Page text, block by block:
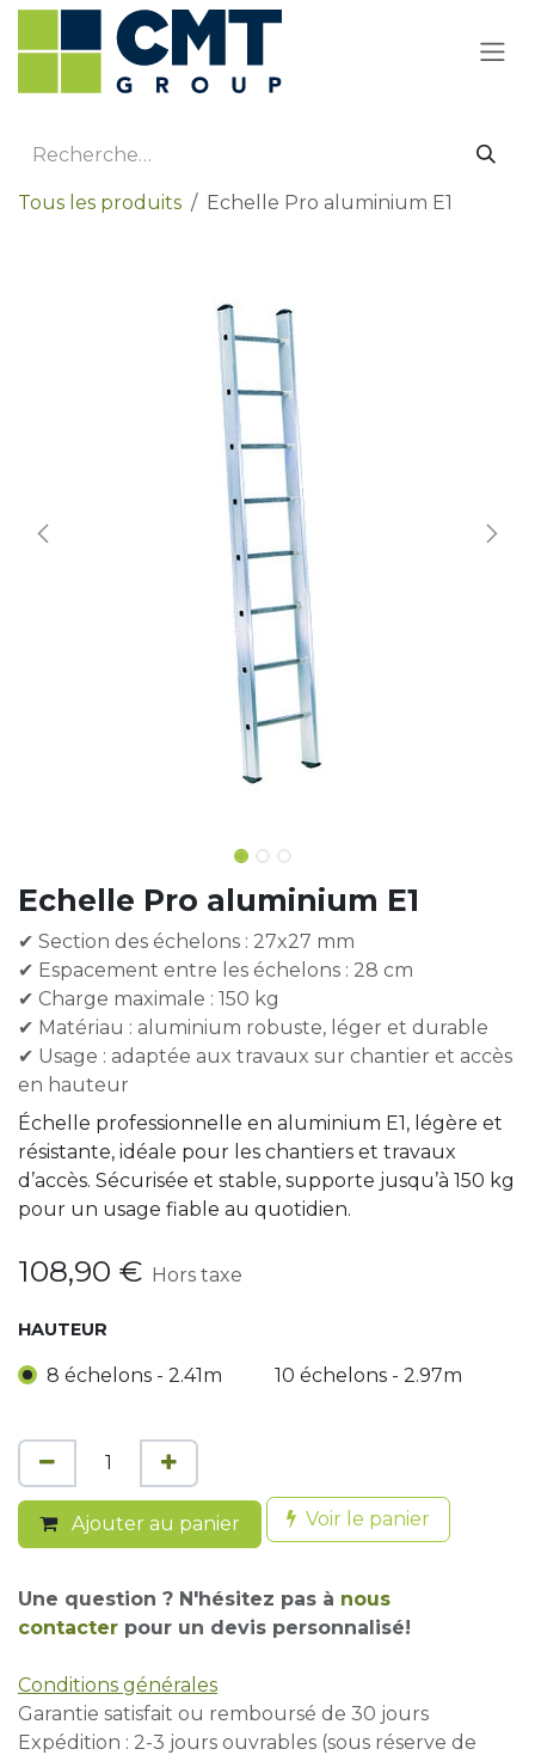
Se rendre au contenu
Tous les produits Echelle Pro aluminium E1
Echelle Pro aluminium E1
✔ Section des échelons : 27x27 mm
✔ Espacement entre les échelons : 28 cm
✔ Charge maximale : 150 kg
✔ Matériau : aluminium robuste, léger et durable
✔ Usage : adaptée aux travaux sur chantier et accès
en hauteur
Échelle professionnelle en aluminium E1, légère et
résistante, idéale pour les chantiers et travaux
d’accès. Sécurisée et stable, supporte jusqu’à 150 kg
pour un usage fiable au quotidien.
108,90 € Hors taxe
HAUTEUR
8 échelons - 2.41m 10 échelons - 2.97m
Ajouter au panier Voir le panier
Une question ? N'hésitez pas à nous
contacter pour un devis personnalisé!
Conditions générales
Garantie satisfait ou remboursé de 30 jours
Expédition : 2-3 jours ouvrables (sous réserve de